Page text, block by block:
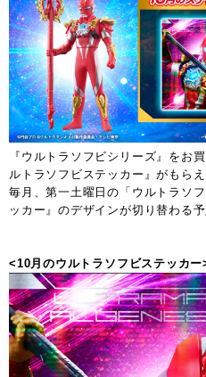
『ウルトラソフビシリーズ』をお
ルトラソフビステッカー』がもら
毎月、第一土曜日の「ウルトラソ
ッカー』のデザインが切り替わる予
<10月のウルトラソフビステッカー